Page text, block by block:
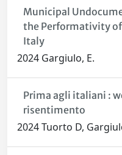
Municipal
the Performativity
Italy
2024 Gargiulo, E.
Prima agli italiani :
risentimento
2024 Tuorto D,